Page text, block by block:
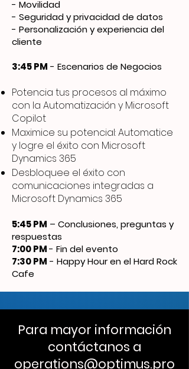
- Movilidad
- Seguridad y privacidad de datos
- Personalización y experiencia del
cliente
3:45 PM - Escenarios de Negocios
Potencia tus procesos al máximo
con la Automatización y Microsoft
Copilot
Maximice su potencial: Automatice
y logre el éxito con Microsoft
Dynamics 365
Desbloquee el éxito con
comunicaciones integradas a
Microsoft Dynamics 365
5:45 PM – Conclusiones, preguntas y
respuestas
7:00 PM- Fin del evento
7:30 PM - Happy Hour en el Hard Rock
Cafe
Para mayor información
contáctanos a
operations@optimus.pro